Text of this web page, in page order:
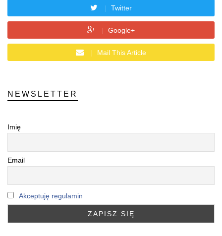
Twitter
Google+
Mail This Article
NEWSLETTER
Imię
Email
Akceptuję regulamin